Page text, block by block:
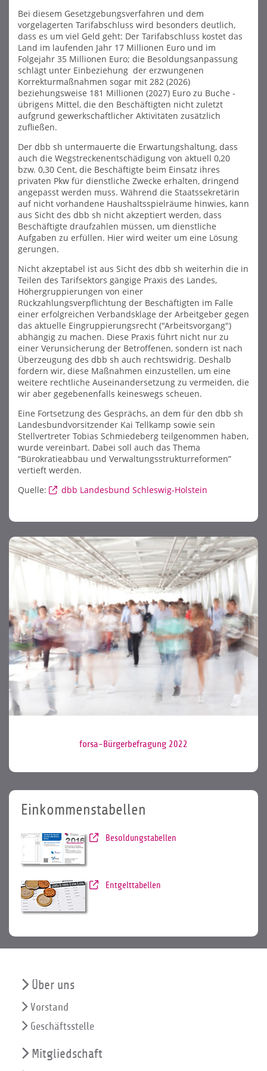
Bei diesem Gesetzgebungsverfahren und dem
vorgelagerten Tarifabschluss wird besonders deutlich,
dass es um viel Geld geht: Der Tarifabschluss kostet das
Land im laufenden Jahr 17 Millionen Euro und im
Folgejahr 35 Millionen Euro; die Besoldungsanpassung
schlägt unter Einbeziehung der erzwungenen
Korrekturmaßnahmen sogar mit 282 (2026)
beziehungsweise 181 Millionen (2027) Euro zu Buche -
übrigens Mittel, die den Beschäftigten nicht zuletzt
aufgrund gewerkschaftlicher Aktivitäten zusätzlich
zufließen.
Der dbb sh untermauerte die Erwartungshaltung, dass
auch die Wegstreckenentschädigung von aktuell 0,20
bzw. 0,30 Cent, die Beschäftigte beim Einsatz ihres
privaten Pkw für dienstliche Zwecke erhalten, dringend
angepasst werden muss. Während die Staatssekretärin
auf nicht vorhandene Haushaltsspielräume hinwies, kann
aus Sicht des dbb sh nicht akzeptiert werden, dass
Beschäftigte draufzahlen müssen, um dienstliche
Aufgaben zu erfüllen. Hier wird weiter um eine Lösung
gerungen.
Nicht akzeptabel ist aus Sicht des dbb sh weiterhin die in
Teilen des Tarifsektors gängige Praxis des Landes,
Höhergruppierungen von einer
Rückzahlungsverpflichtung der Beschäftigten im Falle
einer erfolgreichen Verbandsklage der Arbeitgeber gegen
das aktuelle Eingruppierungsrecht ("Arbeitsvorgang")
abhängig zu machen. Diese Praxis führt nicht nur zu
einer Verunsicherung der Betroffenen, sondern ist nach
Überzeugung des dbb sh auch rechtswidrig. Deshalb
fordern wir, diese Maßnahmen einzustellen, um eine
weitere rechtliche Auseinandersetzung zu vermeiden, die
wir aber gegebenenfalls keineswegs scheuen.
Eine Fortsetzung des Gesprächs, an dem für den dbb sh
Landesbundvorsitzender Kai Tellkamp sowie sein
Stellvertreter Tobias Schmiedeberg teilgenommen haben,
wurde vereinbart. Dabei soll auch das Thema
“Bürokratieabbau und Verwaltungsstrukturreformen”
vertieft werden.
Quelle:
dbb Landesbund Schleswig-Holstein
forsa-Bürgerbefragung 2022
Einkommenstabellen
Besoldungstabellen
Entgelttabellen
Über uns
Vorstand
Geschäftsstelle
Mitgliedschaft